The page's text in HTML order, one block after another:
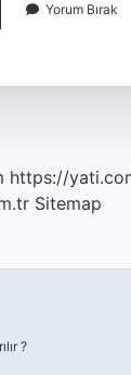
Yorum Bırak
https://
Sitemap
?